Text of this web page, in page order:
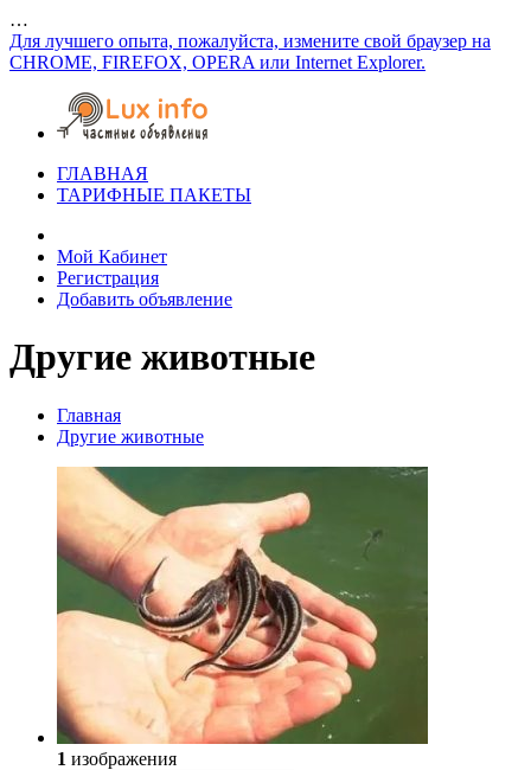
…
Для лучшего опыта, пожалуйста, измените свой браузер на
CHROME, FIREFOX, OPERA или Internet Explorer.
ГЛАВНАЯ
ТАРИФНЫЕ ПАКЕТЫ
Мой Кабинет
Регистрация
Добавить объявление
Другие животные
Главная
Другие животные
1 изображения